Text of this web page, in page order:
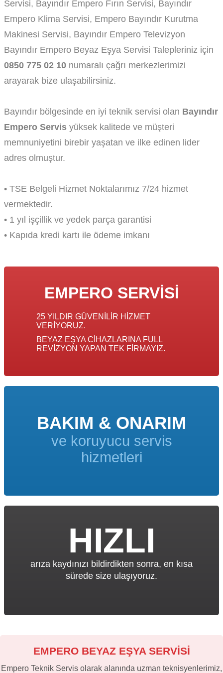
Servisi, Bayındır Empero Fırın Servisi, Bayındır
Empero Klima Servisi, Empero Bayındır Kurutma
Makinesi Servisi, Bayındır Empero Televizyon
Bayındır Empero Beyaz Eşya Servisi Talepleriniz için
0850 775 02 10 numaralı çağrı merkezlerimizi
arayarak bize ulaşabilirsiniz.
Bayındır bölgesinde en iyi teknik servisi olan Bayındır
Empero Servis yüksek kalitede ve müşteri
memnuniyetini birebir yaşatan ve ilke edinen lider
adres olmuştur.
• TSE Belgeli Hizmet Noktalarımız 7/24 hizmet
vermektedir.
• 1 yıl işçillik ve yedek parça garantisi
• Kapıda kredi kartı ile ödeme imkanı
EMPERO SERVISI
25 YILDIR GÜVENILIR HIZMET
VERIYORUZ.
BEYAZ EŞYA CIHAZLARINA FULL
REVIZYON YAPAN TEK FIRMAYIZ.
BAKIM & ONARIM
ve koruyucu servis
hizmetleri
HIZLI
arıza kaydınızı bildirdikten sonra, en kısa
sürede size ulaşıyoruz.
EMPERO BEYAZ EŞYA SERVİSİ
Empero Teknik Servis olarak alanında uzman teknisyenlerimiz,